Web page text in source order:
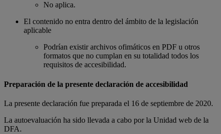
No aplica.
El contenido no entra dentro del ámbito de la legislación
aplicable
Podrían existir archivos ofimáticos en PDF u otros
formatos que no cumplan en su totalidad todos los
requisitos de accesibilidad.
Preparación de la presente declaración de accesibilidad
La presente declaración fue preparada el 16 de septiembre de 2020.
La autoevaluación ha sido llevada a cabo por la Unidad web de la
DFA.